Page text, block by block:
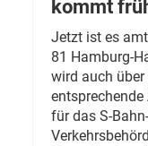
kommt
Jetzt ist es
81 Hamburg-
wird auch
für das S-